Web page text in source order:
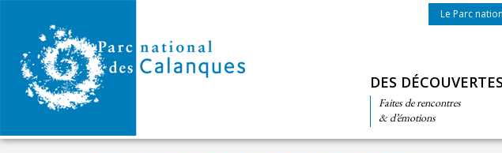
Menu du parc
Le Parc
DES DÉCOUVERTES
Faites de rencontres
& d’émotions